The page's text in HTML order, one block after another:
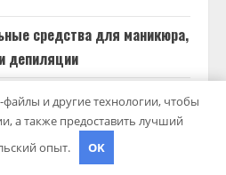
средства для маникюра,
депиляции
хранилищ
базальтового
файлы и другие технологии, чтобы
а также предоставить лучший
опыт.
OK